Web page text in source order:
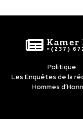
Kamer
+(237)
Politique
Les Enquêtes de la
Hommes